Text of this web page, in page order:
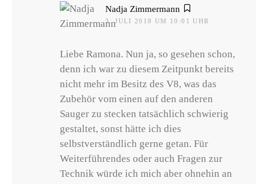
Nadja Zimmermann
3. JULI 2018 UM 10:01 UHR
Liebe Ramona. Nun ja, so gesehen schon,
denn ich war zu diesem Zeitpunkt bereits
nicht mehr im Besitz des V8, was das
Zubehör vom einen auf den anderen
Sauger zu stecken tatsächlich schwierig
gestaltet, sonst hätte ich dies
selbstverständlich gerne getan. Für
Weiterführendes oder auch Fragen zur
Technik würde ich mich aber ohnehin an